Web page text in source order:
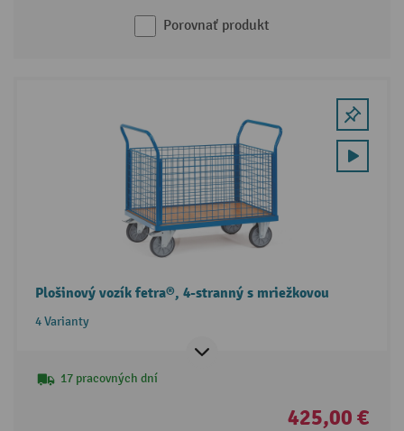
Porovnať produkt
Plošinový vozík fetra®, 4-stranný s mriežkovou
4 Varianty
17 pracovných dní
425,00 €